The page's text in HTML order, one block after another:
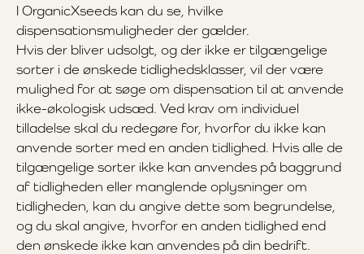
I OrganicXseeds kan du se, hvilke
dispensationsmuligheder der gælder.
Hvis der bliver udsolgt, og der ikke er tilgængelige
sorter i de ønskede tidlighedsklasser, vil der være
mulighed for at søge om dispensation til at anvende
ikke-økologisk udsæd. Ved krav om individuel
tilladelse skal du redegøre for, hvorfor du ikke kan
anvende sorter med en anden tidlighed. Hvis alle de
tilgængelige sorter ikke kan anvendes på baggrund
af tidligheden eller manglende oplysninger om
tidligheden, kan du angive dette som begrundelse,
og du skal angive, hvorfor en anden tidlighed end
den ønskede ikke kan anvendes på din bedrift.